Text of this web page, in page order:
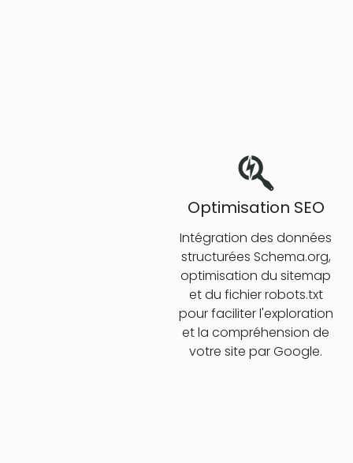
Optimisation SEO
Intégration des données
structurées Schema.org,
optimisation du sitemap
et du fichier robots.txt
pour faciliter l'exploration
et la compréhension de
votre site par Google.